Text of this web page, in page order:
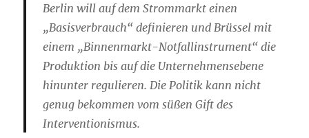
Berlin will auf dem Strommarkt einen
„Basisverbrauch“ definieren und Brüssel mit
einem „Binnenmarkt-Notfallinstrument“ die
Produktion bis auf die Unternehmensebene
hinunter regulieren. Die Politik kann nicht
genug bekommen vom süßen Gift des
Interventionismus.